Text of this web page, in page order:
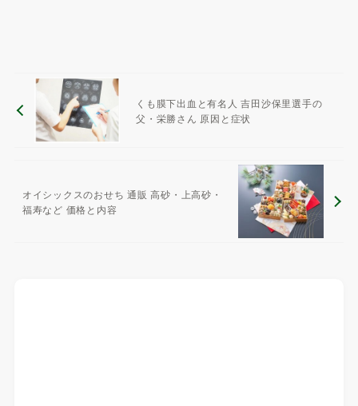
くも膜下出血と有名人 吉田沙保里選手の
父・栄勝さん 原因と症状
オイシックスのおせち 通販 高砂・上高砂・
福寿など 価格と内容